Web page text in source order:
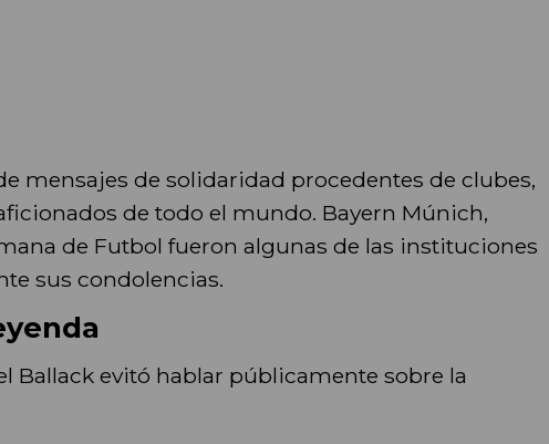
mensajes de solidaridad procedentes de clubes,
de todo el mundo. Bayern Múnich,
de Futbol fueron algunas de las instituciones
sus condolencias.
Ballack evitó hablar públicamente sobre la